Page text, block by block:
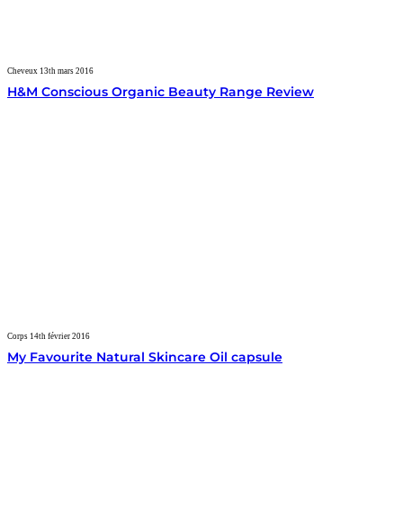
Cheveux 13th mars 2016
H&M Conscious Organic Beauty Range Review
Corps 14th février 2016
My Favourite Natural Skincare Oil capsule